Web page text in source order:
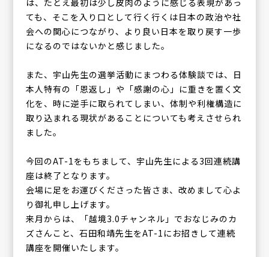
は、たとえ最初は少し皮肉のように感じる表現があっ
ても、そこを入り口として行く行くは日本の政治や社
会への関心につながり、より良い日本を取り戻す一歩
になるのではないかと感じました。
また、宇山先生の選挙活動にまつわる体験談では、日
本人特有の「恩返し」や「感謝の心」に重きを置く文
化を、時に逆手に取られてしまい、体制や利権構造に
取り込まれる現状があることについても考えさせられ
ました。
今回のAT-1をもちまして、宇山先生による3回連続講
座は終了となります。
会場に足をお運びくださった皆さま、改めまして心よ
り御礼申し上げます。
来月からは、「越境3.0チャンネル」でおなじみのカ
ズさんこと、石田和靖先生をAT-1にお招きして連続
講座を開催いたします。